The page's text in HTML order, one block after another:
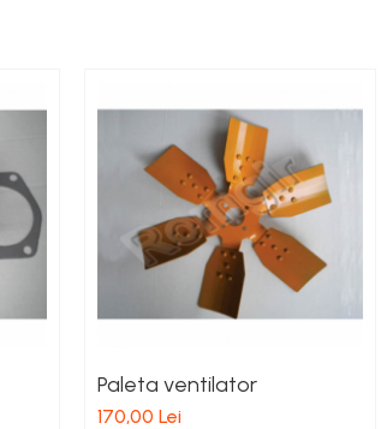
Paleta ventilator
170,00 Lei